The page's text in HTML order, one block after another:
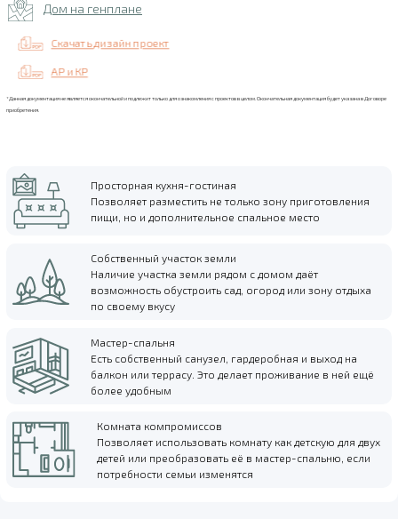
Дом на генплане
Скачать дизайн проект
АР и КР
*Данная документация не является окончательной и подлежит только для ознакомления с проектов в целом. Окончательная документация будет указана в Договоре
приобретения.
Просторная кухня-гостиная
Позволяет разместить не только зону приготовления
пищи, но и дополнительное спальное место
Собственный участок земли
Наличие участка земли рядом с домом даёт
возможность обустроить сад, огород или зону отдыха
по своему вкусу
Мастер-спальня
Есть собственный санузел, гардеробная и выход на
балкон или террасу. Это делает проживание в ней ещё
более удобным
Комната компромиссов
Позволяет использовать комнату как детскую для двух
детей или преобразовать её в мастер-спальню, если
потребности семьи изменятся